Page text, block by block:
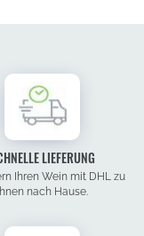
LIEFERUNG
Ihren Wein mit DHL zu
Ihnen nach Hause.